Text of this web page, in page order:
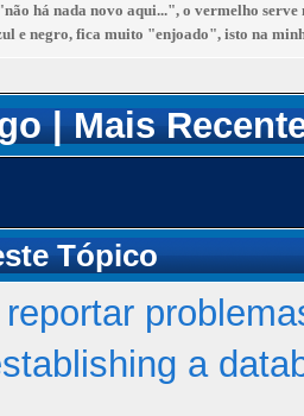
há nada novo aqui...", o vermelho
e negro, fica muito "enjoado", isto na
|Mais
Tópico
a